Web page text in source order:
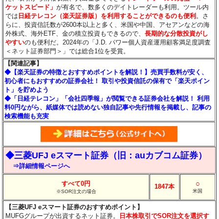
ケットスピード」が有名で、数多くのデイトレーダーも利用。ツール内
では 日経テレコン（楽天証券版）を利用することができるのも便利 。さ
らに、投資信託数が2600本以上と多く、米国や中国、アセアンなどの海
外株式、海外ETF、金の積立投資もできるので、長期的な分散投資がし
やすいのも便利だ。2024年の「J.D. パワー個人資産運用顧客満足度調査
＜ネット証券部門＞」では総合1位を受賞。
【関連記事】
◆【楽天証券の特徴とおすすめポイントを解説！】売買手数料が安く、
初心者にもおすすめの証券会社！ 取引や投資信託の保有で「楽天ポイン
ト」を貯めよう
◆「日経テレコン」「会社四季報」が閲覧できる証券会社を解説！ 利用
料0円ながら、紙媒体では読めない独自記事や先行情報を掲載し、記事の
検索機能も充実
◆三菱UFJ eスマート証券（旧：auカブコム証券）
⇒詳細情報ページへ
すべて0円
※SOR注文の場合
1847本 ○
米国
【三菱UFJ eスマート証券のおすすめポイント】
MUFGグループが出資するネット証券。
日本株取引でSOR注文を選択す